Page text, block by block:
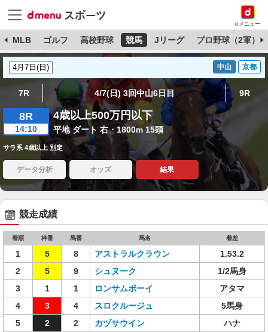
dメニュー
MLB ゴルフ 高校野球 競馬 Jリーグ プロ野球（2軍）
中山 京都
7R 4/7(日) 3回中山6日目 9R
8R
14:10
4歳以上500万円以下
平地 ダート 右・1800m 15頭
サラ系 4歳以上 別定
データ分析 オッズ 結果
競走成績
着順 枠番 馬番 馬名 着差
1 5 8 アストラルクラウン
1.53.2
2
5 9 シュヌーク
1/2馬身
3
1 1 ロンサムボーイ
アタマ
4
3 4 スロクルージュ
5馬身
5
2 2 カヅサウイン
ハナ